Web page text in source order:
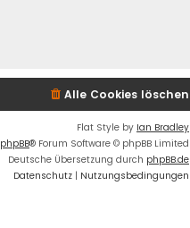
Alle Cookies löschen
Flat Style by Ian Bradley
phpBB® Forum Software © phpBB Limited
Deutsche Übersetzung durch phpBB.de
Datenschutz | Nutzungsbedingungen